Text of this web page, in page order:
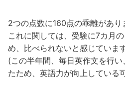
2つの点数に160点の乖離があり
これに関しては、受験に7カ月
め、比べられないと感じています
(この半年間、毎日英作文を行
たため、英語力が向上している